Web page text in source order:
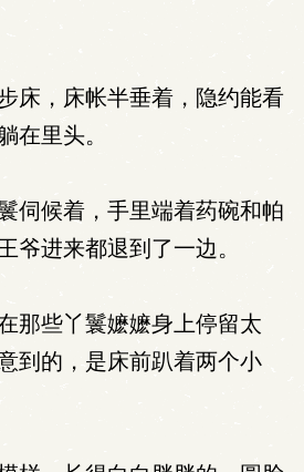
床，床帐半垂着，隐约能看
在里头。
伺候着，手里端着药碗和帕
爷进来都退到了一边。
那些丫鬟嬷嬷身上停留太
到的，是床前趴着两个小